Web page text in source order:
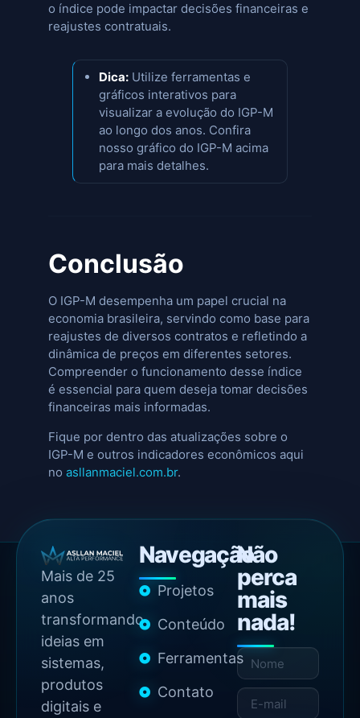
o índice pode impactar decisões financeiras e
reajustes contratuais.
Dica: Utilize ferramentas e
gráficos interativos para
visualizar a evolução do IGP-M
ao longo dos anos. Confira
nosso gráfico do IGP-M acima
para mais detalhes.
Conclusão
O IGP-M desempenha um papel crucial na
economia brasileira, servindo como base para
reajustes de diversos contratos e refletindo a
dinâmica de preços em diferentes setores.
Compreender o funcionamento desse índice
é essencial para quem deseja tomar decisões
financeiras mais informadas.
Fique por dentro das atualizações sobre o
IGP-M e outros indicadores econômicos aqui
no asllanmaciel.com.br.
Mais de 25
anos
transformando
ideias em
sistemas,
produtos
digitais e
Navegação
Projetos
Conteúdo
Ferramentas
Contato
Não
perca
mais
nada!